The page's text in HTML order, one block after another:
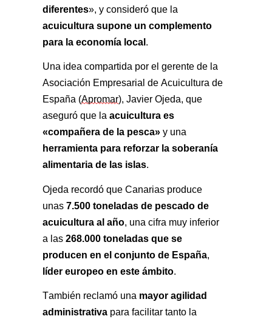
diferentes
acuicultura supone un complemento
para la economía local.
Una idea compartida por el gerente de la
Asociación Empresarial de Acuicultura de
España (Apromar), Javier Ojeda, que
aseguró que la acuicultura es
«compañera de la pesca»
herramienta para reforzar la soberanía
alimentaria de las islas.
Ojeda recordó que Canarias produce
unas 7.500 toneladas de pescado de
acuicultura al año, una cifra muy inferior
a las 268.000 toneladas que se
producen en el conjunto de España
líder europeo en este ámbito.
También reclamó una mayor agilidad
administrativa